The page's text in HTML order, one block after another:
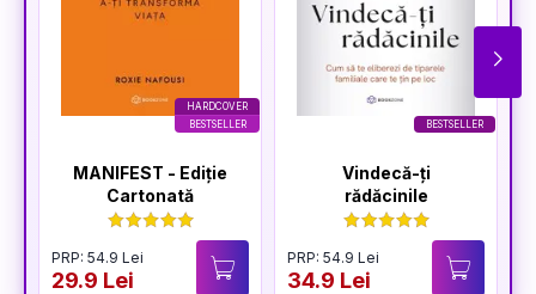
HARDCOVER
BESTSELLER
MANIFEST - Ediție
Cartonată
PRP: 54.9 Lei
29.9 Lei
BESTSELLER
Vindecă-ți
rădăcinile
PRP: 54.9 Lei
34.9 Lei